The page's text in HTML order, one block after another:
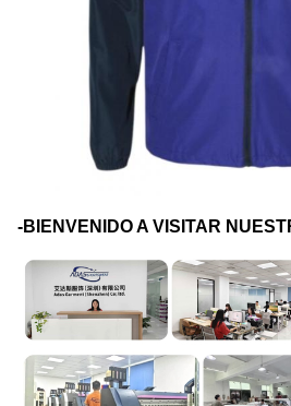
-BIENVENIDO A VISITAR